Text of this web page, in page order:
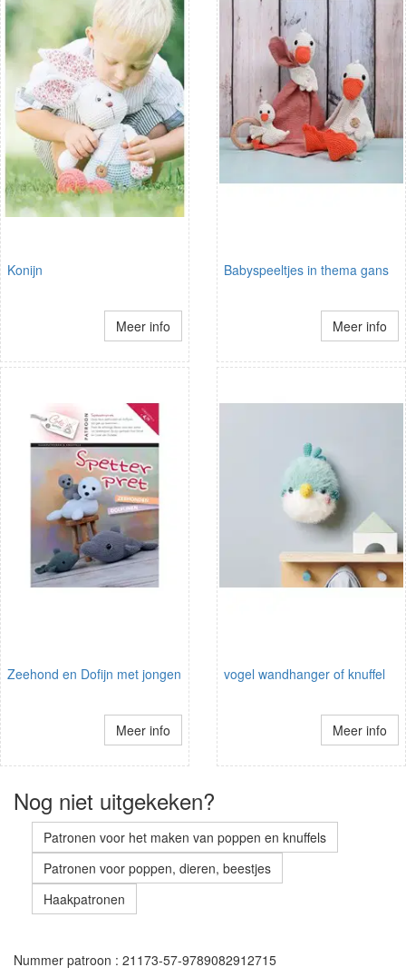
Konijn
Meer info
Babyspeeltjes in thema gans
Meer info
Zeehond en Dofijn met jongen
Meer info
vogel wandhanger of knuffel
Meer info
Nog niet uitgekeken?
Patronen voor het maken van poppen en knuffels
Patronen voor poppen, dieren, beestjes
Haakpatronen
Nummer patroon : 21173-57-9789082912715